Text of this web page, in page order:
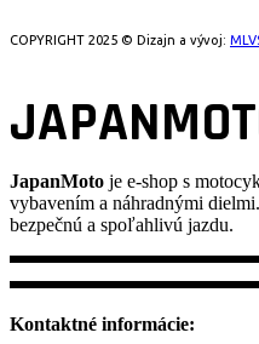
COPYRIGHT 2025 © Dizajn a vývoj:
JapanMoto je e-shop s
vybavením a náhradnými
bezpečnú a spoľahlivú jazdu.
Kontaktné informácie: